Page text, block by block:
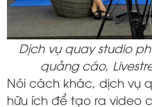
Dịch vụ quay studio
quảng cáo,
Nói cách khác, dịch vụ
hữu ích để tạo ra video